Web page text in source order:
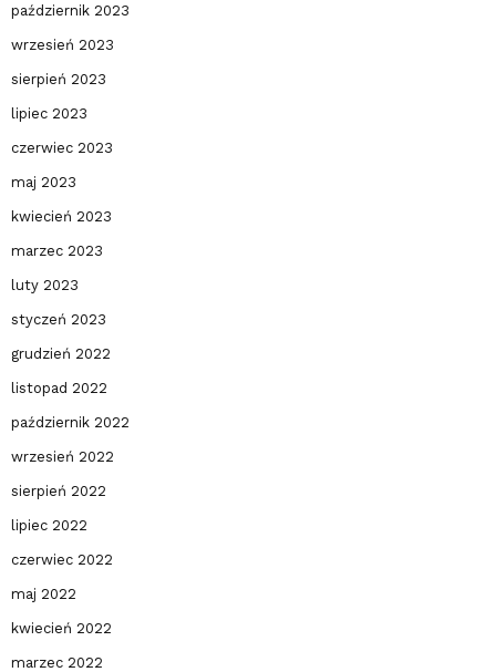
październik 2023
wrzesień 2023
sierpień 2023
lipiec 2023
czerwiec 2023
maj 2023
kwiecień 2023
marzec 2023
luty 2023
styczeń 2023
grudzień 2022
listopad 2022
październik 2022
wrzesień 2022
sierpień 2022
lipiec 2022
czerwiec 2022
maj 2022
kwiecień 2022
marzec 2022